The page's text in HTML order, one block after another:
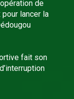
de
lancer la
fait son